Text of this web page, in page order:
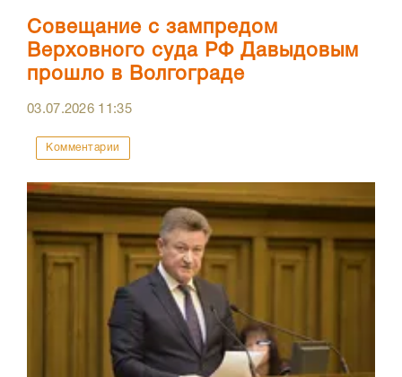
Совещание с зампредом
Верховного суда РФ Давыдовым
прошло в Волгограде
03.07.2026 11:35
Комментарии